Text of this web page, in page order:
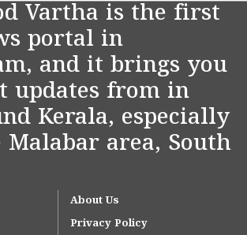
Vartha is the first
portal in
and it brings you
updates from in
Kerala, especially
area, South
About Us
Privacy Policy